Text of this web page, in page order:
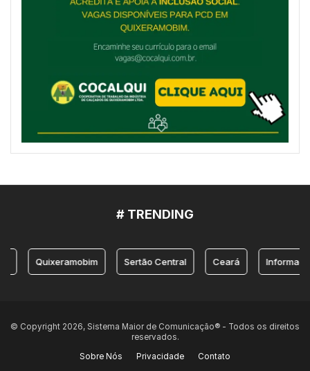
# TRENDING
Quixeramobim Sertão Central Ceará Informação
© Copyright 2026, Sistema Maior de Comunicação® - Todos os direitos
reservados.
Sobre Nós
Privacidade Contato